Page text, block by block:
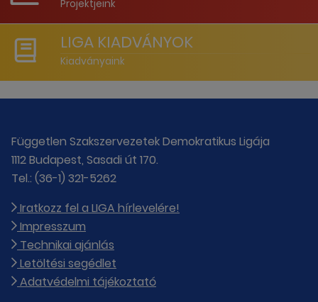
Projektjeink
LIGA KIADVÁNYOK
Kiadványaink
Független Szakszervezetek Demokratikus Ligája
1112 Budapest, Sasadi út 170.
Tel.: (36-1) 321-5262
Iratkozz fel a LIGA hírlevelére!
Impresszum
Technikai ajánlás
Letöltési segédlet
Adatvédelmi tájékoztató